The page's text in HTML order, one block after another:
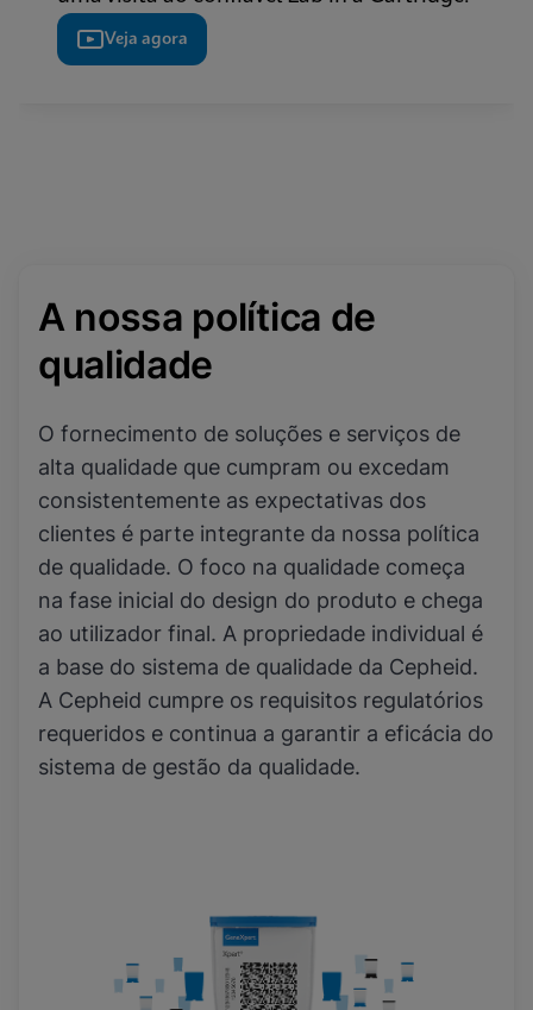
Veja agora
A nossa política de
qualidade
O fornecimento de soluções e serviços de
alta qualidade que cumpram ou excedam
consistentemente as expectativas dos
clientes é parte integrante da nossa política
de qualidade. O foco na qualidade começa
na fase inicial do design do produto e chega
ao utilizador final. A propriedade individual é
a base do sistema de qualidade da Cepheid.
A Cepheid cumpre os requisitos regulatórios
requeridos e continua a garantir a eficácia do
sistema de gestão da qualidade.